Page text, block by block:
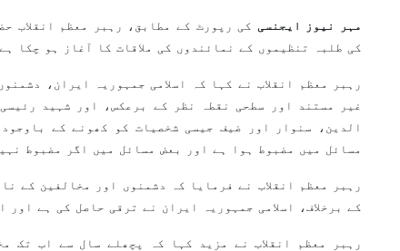
مہر نیوز ایجنسی کی رپورٹ کے مطابق، رہبر معظم انقلاب
کی طلبہ تنظیموں کے نمائندوں کی ملاقات کا آغاز ہو چکا
رہبر معظم انقلاب نے کہا کہ اسلامی جمہوریہ ایران،
غیر مستند اور سطحی نقطہ نظر کے برعکس، اور شہید
الدین، سنوار اور ضیف جیسی شخصیات کو کھونے کے
مسائل میں مضبوط ہوا ہے اور بعض مسائل میں اگر مضبوط
رہبر معظم انقلاب نے فرمایا کہ دشمنوں اور مخالفین کے
کے برخلاف، اسلامی جمہوریہ ایران نے ترقی حاصل کی ہے اور
رہبر معظم انقلاب نے مزید کہا کہ پچھلے سال سے اب تک